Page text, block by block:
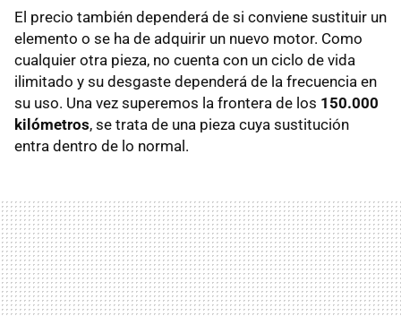
El precio también dependerá de si conviene sustituir un
elemento o se ha de adquirir un nuevo motor. Como
cualquier otra pieza, no cuenta con un ciclo de vida
ilimitado y su desgaste dependerá de la frecuencia en
su uso. Una vez superemos la frontera de los 150.000
kilómetros, se trata de una pieza cuya sustitución
entra dentro de lo normal.